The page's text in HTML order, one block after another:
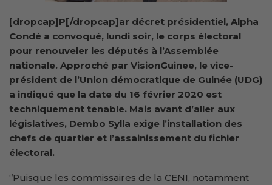
[dropcap]P[/dropcap]ar décret présidentiel, Alpha
Condé a convoqué, lundi soir, le corps électoral
pour renouveler les députés à l’Assemblée
nationale. Approché par VisionGuinee, le vice-
président de l’Union démocratique de Guinée (UDG)
a indiqué que la date du 16 février 2020 est
techniquement tenable. Mais avant d’aller aux
législatives, Dembo Sylla exige l’installation des
chefs de quartier et l’assainissement du fichier
électoral.
‘’Puisque les commissaires de la CENI, notamment